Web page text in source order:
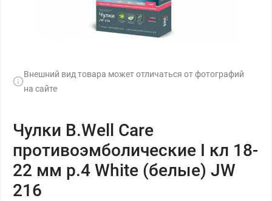
Внешний вид товара может отличаться от фотографий
на сайте
Чулки B.Well Care
противоэмболические I кл 18-
22 мм р.4 White (белые) JW
216